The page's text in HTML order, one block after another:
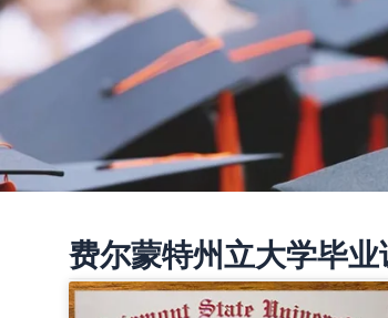
费尔蒙特州立大学毕业